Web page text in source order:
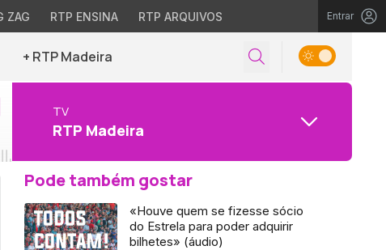
ZAG RTP ENSINA RTP ARQUIVOS Entrar
+ RTP Madeira
TV
RTP Madeira
Pode também gostar
«Houve quem se fizesse sócio
do Estrela para poder adquirir
bilhetes» (áudio)